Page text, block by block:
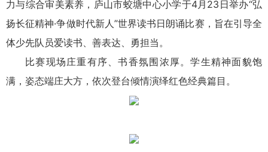
力与综合审美素养，庐山市蛟塘中心小学于4月23日举办“弘
扬长征精神·争做时代新人”世界读书日朗诵比赛，旨在引导全
体少先队员爱读书、善表达、勇担当。
比赛现场庄重有序、书香氛围浓厚。学生精神面貌饱
满，姿态端庄大方，依次登台倾情演绎红色经典篇目。